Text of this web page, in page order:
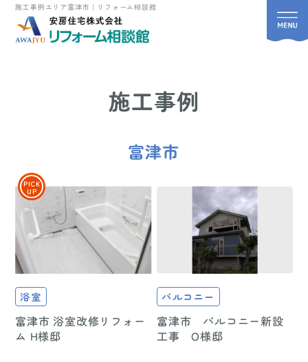
施工事例エリア富津市｜リフォーム相談館
施工事例
富津市
PICK
UP
浴室
富津市 浴室改修リフォー
ム H様邸
バルコニー
富津市 バルコニー新設
工事 O様邸